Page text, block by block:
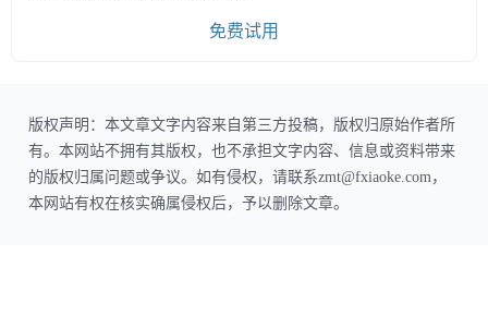
免费试用
版权声明：本文章文字内容来自第三方投稿，版权归原始作者所
有。本网站不拥有其版权，也不承担文字内容、信息或资料带来
的版权归属问题或争议。如有侵权，请联系zmt@fxiaoke.com，
本网站有权在核实确属侵权后，予以删除文章。